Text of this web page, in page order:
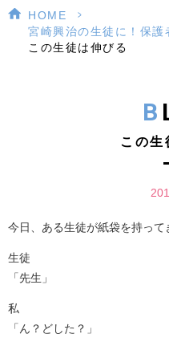
HOME
>
宮崎興治の生徒に！保護
この生徒は伸びる
この生
今日、ある生徒が紙袋を持って
生徒
「先生」
私
「ん？どした？」